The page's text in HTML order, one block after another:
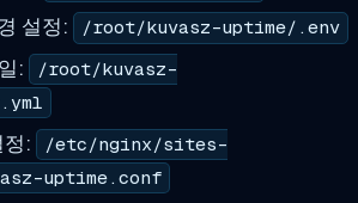
설정: /root/kuvasz-uptime/.env
:
/root/kuvasz-
:
/etc/nginx/sites-
uptime.conf